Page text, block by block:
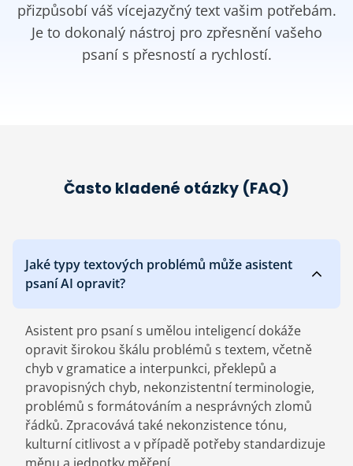
přizpůsobí váš vícejazyčný text vašim potřebám.
Je to dokonalý nástroj pro zpřesnění vašeho
psaní s přesností a rychlostí.
Často kladené otázky (FAQ)
Jaké typy textových problémů může asistent
psaní AI opravit?
Asistent pro psaní s umělou inteligencí dokáže
opravit širokou škálu problémů s textem, včetně
chyb v gramatice a interpunkci, překlepů a
pravopisných chyb, nekonzistentní terminologie,
problémů s formátováním a nesprávných zlomů
řádků. Zpracovává také nekonzistence tónu,
kulturní citlivost a v případě potřeby standardizuje